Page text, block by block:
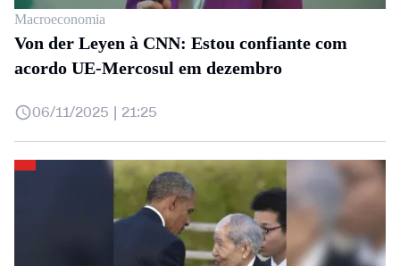
Macroeconomia
Von der Leyen à CNN: Estou confiante com
acordo UE-Mercosul em dezembro
06/11/2025 | 21:25